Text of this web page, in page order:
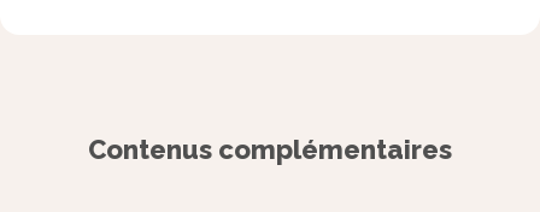
conduit le courant électrique.
Contenus complémentaires